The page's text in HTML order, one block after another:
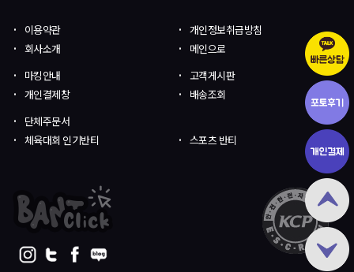
이용약관
개인정보취급방침
회사소개
메인으로
마킹안내
고객게시판
개인결제창
배송조회
단체주문서
체육대회 인기반티
스포츠 반티